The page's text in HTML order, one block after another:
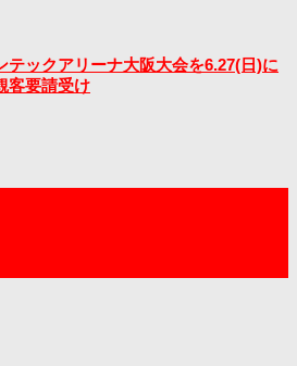
テックアリーナ大阪大会を6.27(日)に
客要請受け